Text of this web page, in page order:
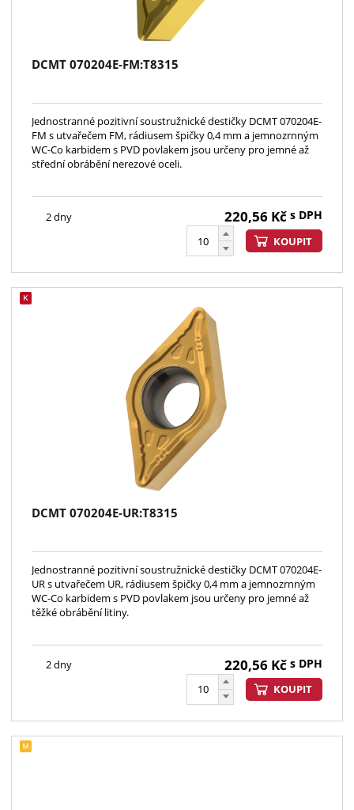
DCMT 070204E-FM:T8315
Jednostranné pozitivní soustružnické destičky DCMT 070204E-
FM s utvařečem FM, rádiusem špičky 0,4 mm a jemnozrnným
WC-Co karbidem s PVD povlakem jsou určeny pro jemné až
střední obrábění nerezové oceli.
2 dny 220,56 Kč s DPH
KOUPIT
DCMT 070204E-UR:T8315
Jednostranné pozitivní soustružnické destičky DCMT 070204E-
UR s utvařečem UR, rádiusem špičky 0,4 mm a jemnozrnným
WC-Co karbidem s PVD povlakem jsou určeny pro jemné až
těžké obrábění litiny.
2 dny 220,56 Kč s DPH
KOUPIT